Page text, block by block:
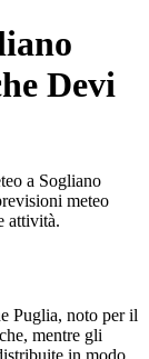
Devi
a Sogliano
meteo
attività.
Puglia, noto per il
mentre gli
in modo